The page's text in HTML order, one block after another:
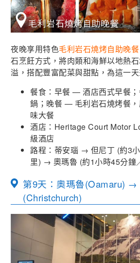
夜晚享用特色毛利岩石燒烤自助晚餐
石烹飪方式，將肉類和海鮮以地熱
溢，搭配豐富配菜與甜點，為這一
餐食：早餐 — 酒店西式早餐
鍋；晚餐 — 毛利岩石燒烤餐
味大餐
酒店：Heritage Court Motor
級酒店
路程：蒂安瑙 → 但尼丁 (約3
里) → 奧瑪魯 (約1小時45分鐘
第9天：奧瑪魯(Oamaru) →
(Christchurch)